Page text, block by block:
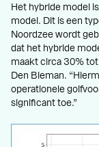
Het hybride model
model. Dit is een
Noordzee wordt
dat het hybride
maakt circa 30%
Den Bieman.
operationele
significant toe.”